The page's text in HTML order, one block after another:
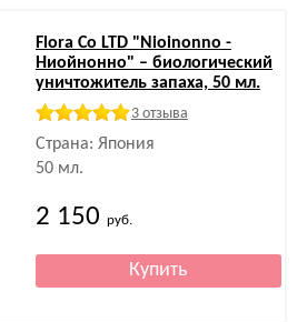
Flora Co LTD"Nioinonno -
Ниойнонно" – биологический
уничтожитель запаха, 50 мл.
3 отзыва
Страна: Япония
50 мл.
2 150 руб.